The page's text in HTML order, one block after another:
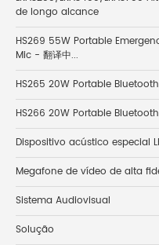
de longo alcance
HS269 55W Portable
Mic - 翻译中...
HS265 20W Portable
HS266 20W Portable
Dispositivo acústico especial
Megafone de vídeo de alta
Sistema Audiovisual
Solução